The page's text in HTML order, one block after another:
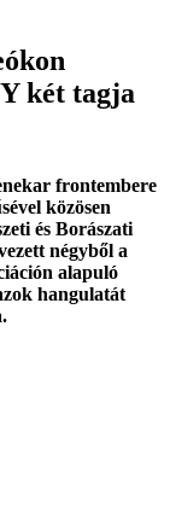
két tagja
frontembere
közösen
és Borászati
négyből a
alapuló
hangulatát